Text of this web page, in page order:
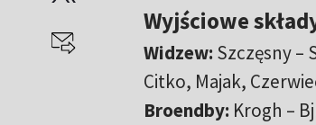
Wyjściowe
Widzew: Szczęsny –
Citko, Majak,
Broendby: Krogh –